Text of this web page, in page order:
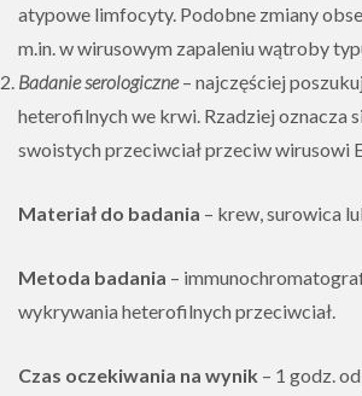
atypowe limfocyty. Podobne zmiany
m.in. w wirusowym zapaleniu wątroby
Badanie serologiczne– najczęściej
heterofilnych we krwi. Rzadziej oznacza
swoistych przeciwciał przeciw wirusowi
Materiał do badania – krew, surowica
Metoda badania –
wykrywania heterofilnych przeciwciał.
Czas oczekiwania na wynik – 1 godz.